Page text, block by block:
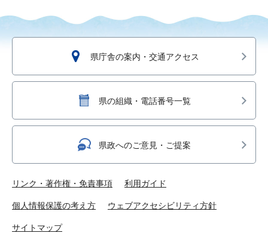
県庁舎の案内・交通アクセス
県の組織・電話番号一覧
県政へのご意見・ご提案
リンク・著作権・免責事項 利用ガイド
個人情報保護の考え方 ウェブアクセシビリティ方針
サイトマップ